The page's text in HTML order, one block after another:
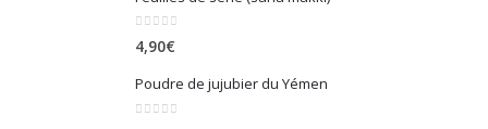
0 sur 5
4,90€
Poudre de jujubier du Yémen